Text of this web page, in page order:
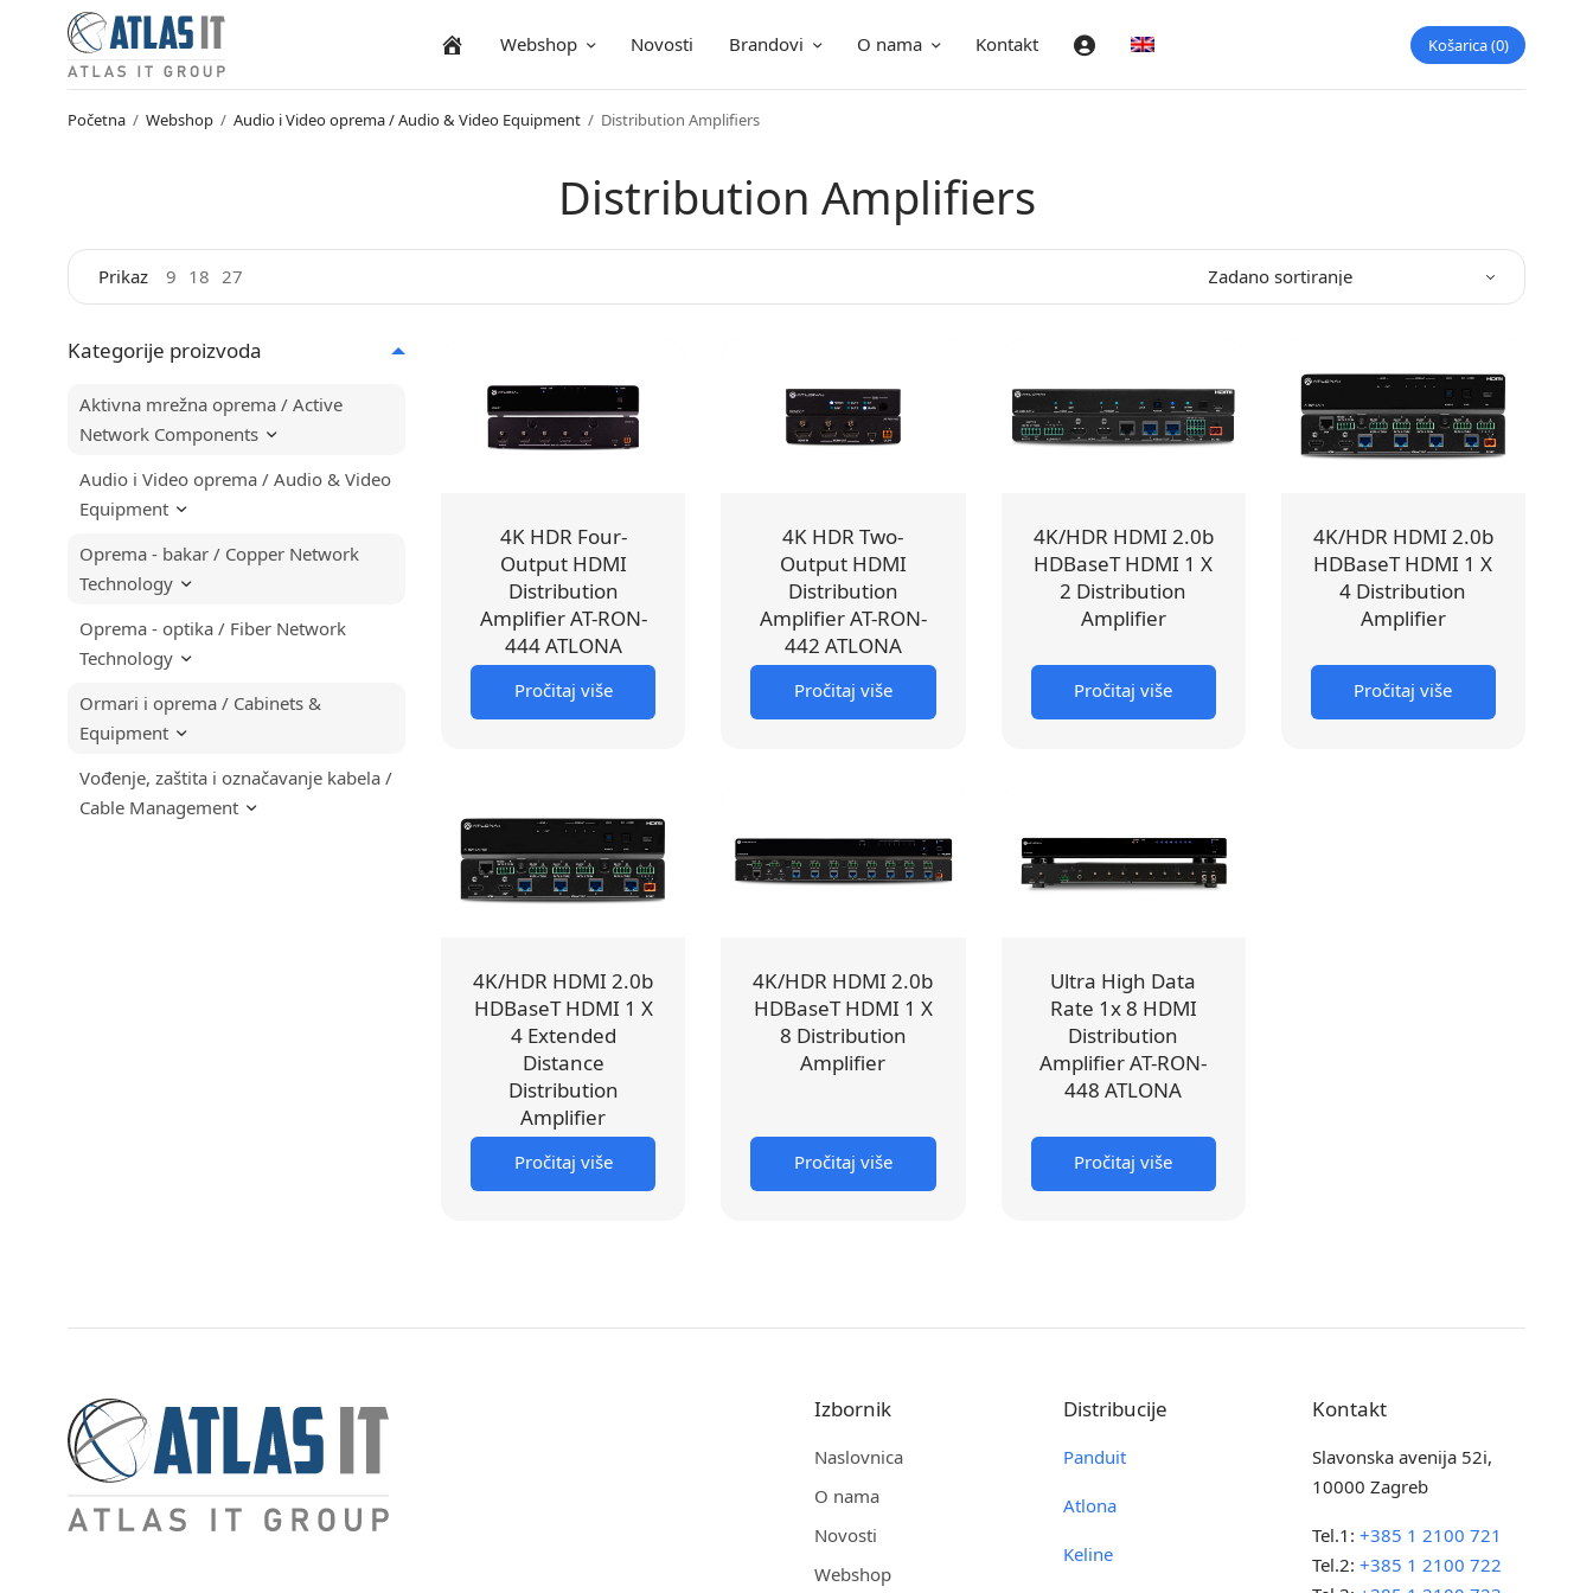
NaslovnicaWebshop Novosti Brandovi O nama Kontakt Prijava Košarica 0
Početna / Webshop / Audio i Video oprema / Audio & Video Equipment / Distribution Amplifiers
Distribution Amplifiers
Prikaz 9 18 27
Kategorije proizvoda
Aktivna mrežna oprema / Active
Network Components
Audio i Video oprema / Audio & Video
Equipment
Oprema - bakar / Copper Network
Technology
Oprema - optika / Fiber Network
Technology
Ormari i oprema / Cabinets &
Equipment
Vođenje, zaštita i označavanje kabela /
Cable Management
4K HDR Four-
Output HDMI
Distribution
Amplifier AT-RON-
444 ATLONA
Pročitaj više
4K HDR Two-
Output HDMI
Distribution
Amplifier AT-RON-
442 ATLONA
Pročitaj više
4K/HDR HDMI 2.0b
HDBaseT HDMI 1 X
2 Distribution
Amplifier
Pročitaj više
4K/HDR HDMI 2.0b
HDBaseT HDMI 1 X
4 Distribution
Amplifier
Pročitaj više
4K/HDR HDMI 2.0b
HDBaseT HDMI 1 X
4 Extended
Distance
Distribution
Amplifier
Pročitaj više
4K/HDR HDMI 2.0b
HDBaseT HDMI 1 X
8 Distribution
Amplifier
Pročitaj više
Ultra High Data
Rate 1x 8 HDMI
Distribution
Amplifier AT-RON-
448 ATLONA
Pročitaj više
Izbornik
Naslovnica
O nama
Novosti
Webshop
Distribucije
Panduit
Atlona
Keline
Kontakt
Slavonska avenija 52i,
10000 Zagreb
Tel.1:+385 1 2100 721
Tel.2:+385 1 2100 722